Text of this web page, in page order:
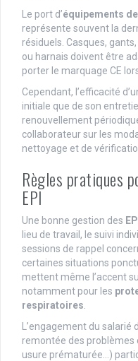
Le port d’équipements
représente souvent la
résiduels. Casques,
ou harnais doivent être
porter le marquage CE
Cependant, l’efficacité
initiale que de son
renouvellement
collaborateur sur les
nettoyage et de
Règles pratiques
EPI
Une bonne gestion des EPI
lieu de travail, le suivi
sessions de rappel
certaines situations
mettent même l’accent
notamment pour les
respiratoires
L’engagement du salarié
remontée des problèmes
usure prématurée…)